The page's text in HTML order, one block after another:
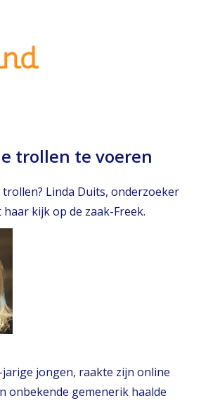
trollen te voeren
trollen? Linda Duits, onderzoeker
kijk op de zaak-Freek.
jarige jongen, raakte zijn online
onbekende gemenerik haalde